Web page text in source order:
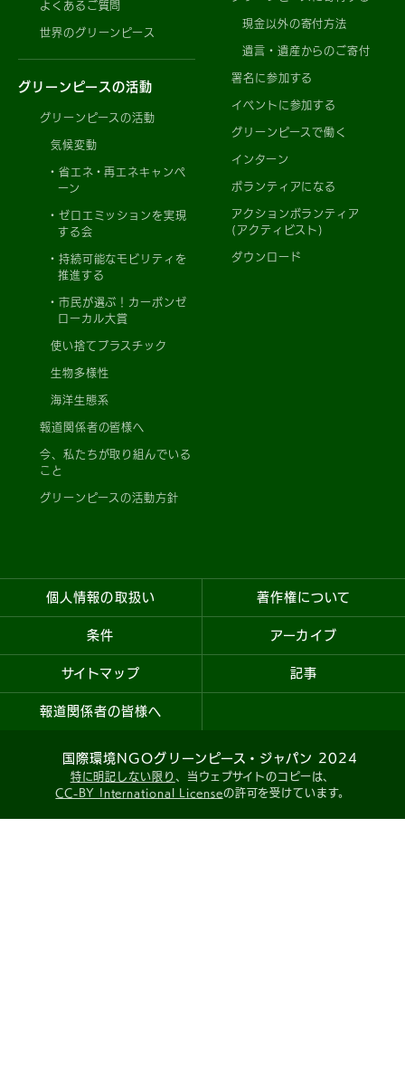
よくあるご質問
世界のグリーンピース
グリーンピースの活動
グリーンピースの活動
気候変動
省エネ・再エネキャンペ
ーン
ゼロエミッションを実現
する会
持続可能なモビリティを
推進する
市民が選ぶ！カーボンゼ
ローカル大賞
使い捨てプラスチック
生物多様性
海洋生態系
報道関係者の皆様へ
今、私たちが取り組んでいる
こと
グリーンピースの活動方針
現金以外の寄付方法
遺言・遺産からのご寄付
署名に参加する
イベントに参加する
グリーンピースで働く
インターン
ボランティアになる
アクションボランティア
(アクティビスト)
ダウンロード
個人情報の取扱い 著作権について
条件 アーカイブ
サイトマップ 記事
報道関係者の皆様へ
国際環境NGOグリーンピース・ジャパン 2024
特に明記しない限り 、当ウェブサイトのコピーは、
CC-BY International Licenseの許可を受けています。